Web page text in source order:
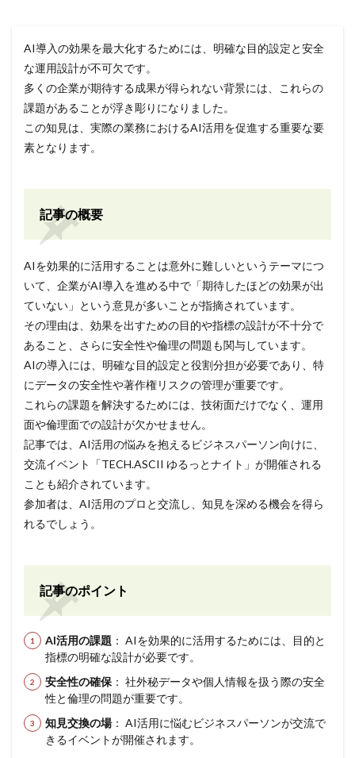
AI導入の効果を最大化するためには、明確な目的設定と安全
な運用設計が不可欠です。
多くの企業が期待する成果が得られない背景には、これらの
課題があることが浮き彫りになりました。
この知見は、実際の業務におけるAI活用を促進する重要な要
素となります。
記事の概要
AIを効果的に活用することは意外に難しいというテーマにつ
いて、企業がAI導入を進める中で「期待したほどの効果が出
ていない」という意見が多いことが指摘されています。
その理由は、効果を出すための目的や指標の設計が不十分で
あること、さらに安全性や倫理の問題も関与しています。
AIの導入には、明確な目的設定と役割分担が必要であり、特
にデータの安全性や著作権リスクの管理が重要です。
これらの課題を解決するためには、技術面だけでなく、運用
面や倫理面での設計が欠かせません。
記事では、AI活用の悩みを抱えるビジネスパーソン向けに、
交流イベント「TECH.ASCII ゆるっとナイト」が開催される
ことも紹介されています。
参加者は、AI活用のプロと交流し、知見を深める機会を得ら
れるでしょう。
記事のポイント
AI活用の課題 ： AIを効果的に活用するためには、目的と
指標の明確な設計が必要です。
安全性の確保 ： 社外秘データや個人情報を扱う際の安全
性と倫理の問題が重要です。
知見交換の場： AI活用に悩むビジネスパーソンが交流で
きるイベントが開催されます。